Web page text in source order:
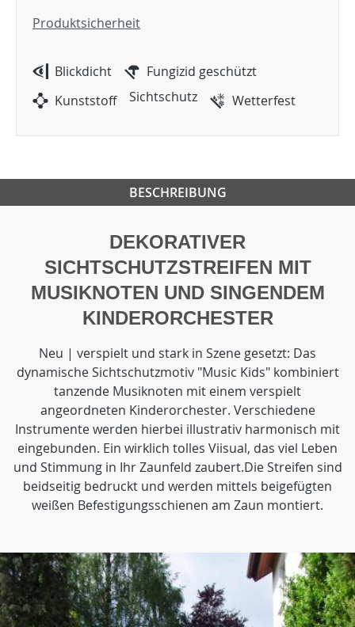
Produktsicherheit
Blickdicht
Fungizid geschützt
Kunststoff
Sichtschutz Wetterfest
BESCHREIBUNG
DEKORATIVER
SICHTSCHUTZSTREIFEN MIT
MUSIKNOTEN UND SINGENDEM
KINDERORCHESTER
Neu | verspielt und stark in Szene gesetzt: Das
dynamische Sichtschutzmotiv "Music Kids" kombiniert
tanzende Musiknoten mit einem verspielt
angeordneten Kinderorchester. Verschiedene
Instrumente werden hierbei illustrativ harmonisch mit
eingebunden. Ein wirklich tolles Viisual, das viel Leben
und Stimmung in Ihr Zaunfeld zaubert.Die Streifen sind
beidseitig bedruckt und werden mittels beigefügten
weißen Befestigungsschienen am Zaun montiert.